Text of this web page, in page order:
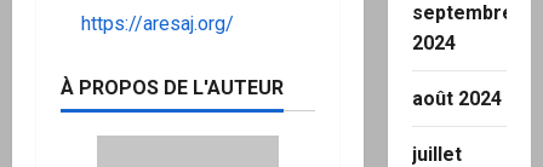
https://aresaj.org/
À PROPOS DE L'AUTEUR
septembre
2024
août 2024
juillet